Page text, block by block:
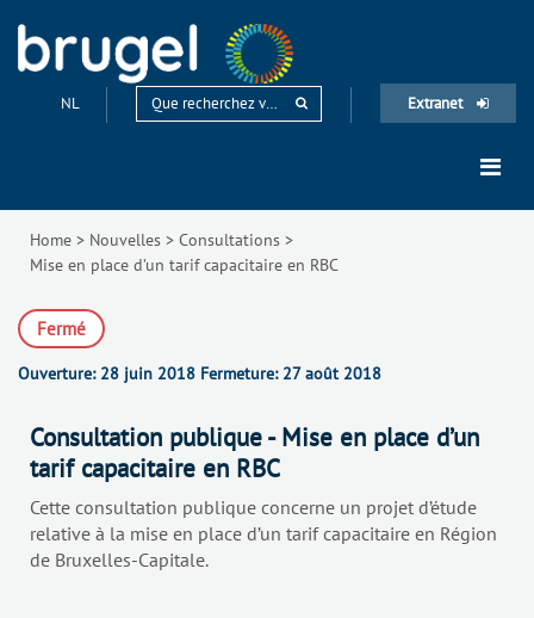
NL Extranet
Home > Nouvelles > Consultations >
Mise en place d’un tarif capacitaire en RBC
Fermé
Ouverture:28 juin 2018 Fermeture:27 août 2018
Consultation publique - Mise en place d’un
tarif capacitaire en RBC
Cette consultation publique concerne un projet d’étude
relative à la mise en place d’un tarif capacitaire en Région
de Bruxelles-Capitale.